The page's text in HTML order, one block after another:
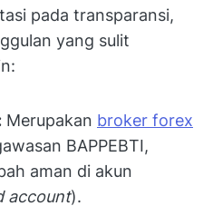
pada transparansi,
yang sulit
Merupakan broker forex
BAPPEBTI,
aman di akun
account).